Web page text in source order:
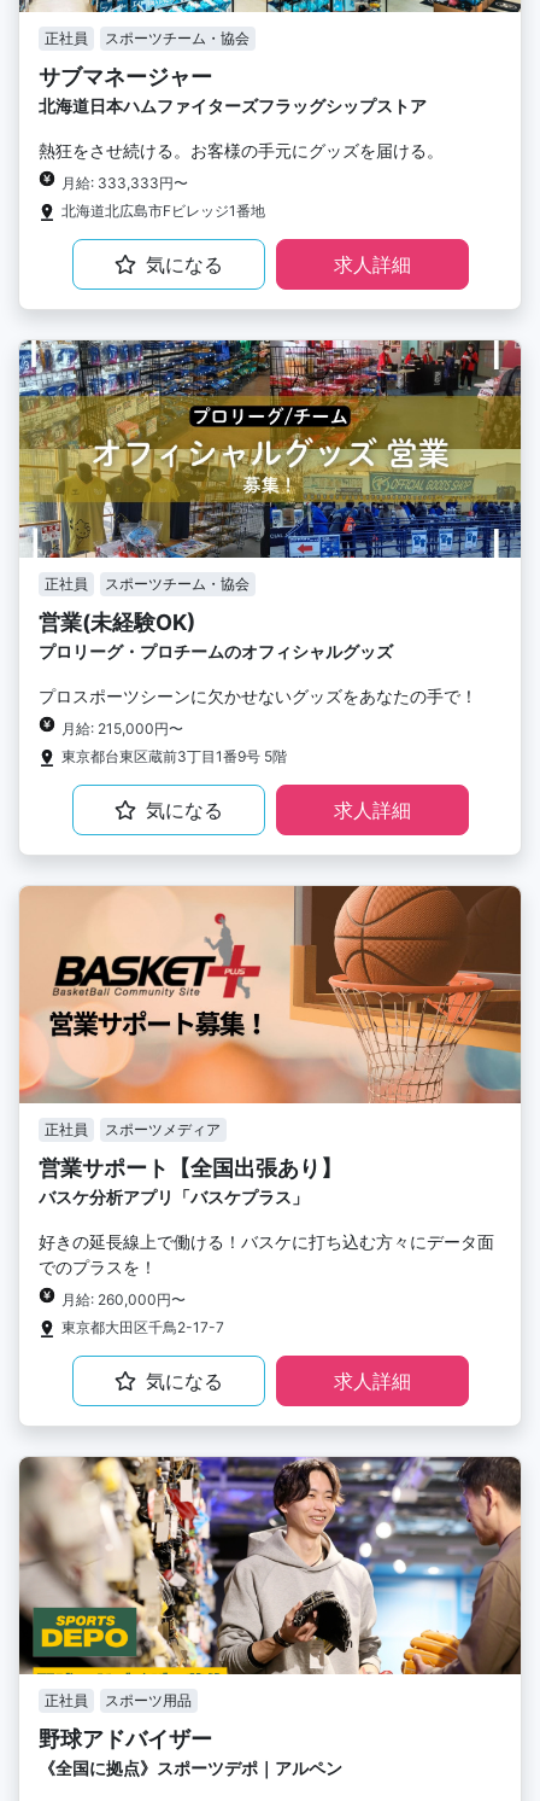
正社員 スポーツチーム・協会
サブマネージャー
北海道日本ハムファイターズフラッグシップストア
熱狂をさせ続ける。お客様の手元にグッズを届ける。
月給: 333,333円〜
北海道北広島市Fビレッジ1番地
気になる 求人詳細
正社員 スポーツチーム・協会
営業(未経験OK)
プロリーグ・プロチームのオフィシャルグッズ
プロスポーツシーンに欠かせないグッズをあなたの手で！
月給: 215,000円〜
東京都台東区蔵前3丁目1番9号 5階
気になる 求人詳細
正社員 スポーツメディア
営業サポート【全国出張あり】
バスケ分析アプリ「バスケプラス」
好きの延長線上で働ける！バスケに打ち込む方々にデータ面
でのプラスを！
月給: 260,000円〜
東京都大田区千鳥2-17-7
気になる 求人詳細
正社員 スポーツ用品
野球アドバイザー
《全国に拠点》スポーツデポ｜アルペン